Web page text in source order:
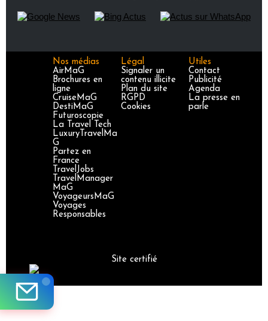
Nos médias
AirMaG
Brochures en
ligne
CruiseMaG
DestiMaG
Futuroscopie
La Travel Tech
LuxuryTravelMa
G
Partez en
France
TravelJobs
TravelManager
MaG
VoyageursMaG
Voyages
Responsables
Légal
Signaler un
contenu illicite
Plan du site
RGPD
Cookies
Utiles
Contact
Publicité
Agenda
La presse en
parle
Site certifié